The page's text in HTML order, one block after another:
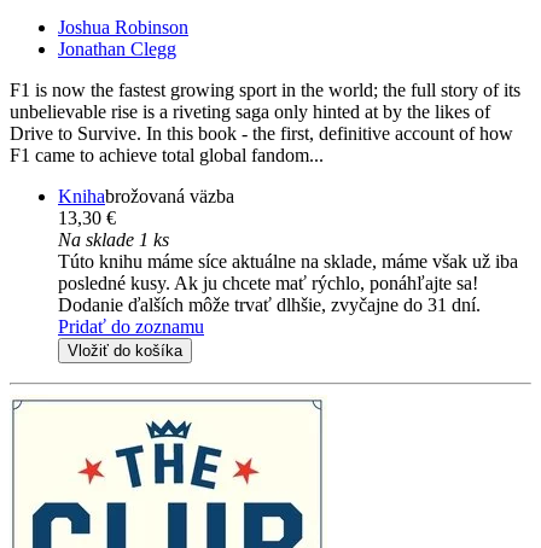
Joshua Robinson
Jonathan Clegg
F1 is now the fastest growing sport in the world; the full story of its
unbelievable rise is a riveting saga only hinted at by the likes of
Drive to Survive. In this book - the first, definitive account of how
F1 came to achieve total global fandom...
Knihabrožovaná väzba
13,30 €
Na sklade 1 ks
Túto knihu máme síce aktuálne na sklade, máme však už iba
posledné kusy. Ak ju chcete mať rýchlo, ponáhľajte sa!
Dodanie ďalších môže trvať dlhšie, zvyčajne do 31 dní.
Pridať do zoznamu
Vložiť do košíka